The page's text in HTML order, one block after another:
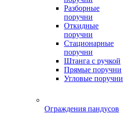
Разборные
поручни
Откидные
поручни
Стационарные
поручни
Штанга с ручкой
Прямые поручни
Угловые поручни
Ограждения пандусов